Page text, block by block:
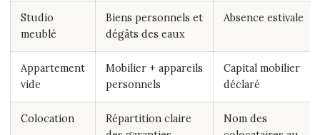
Studio
meublé
Biens personnels et
dégâts des eaux
Absence estivale
Appartement
vide
Mobilier + appareils
personnels
Capital mobilier
déclaré
Colocation
Répartition claire
Nom des